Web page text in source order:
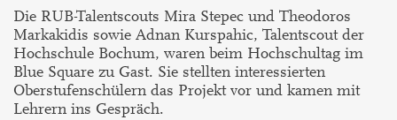
Die RUB-Talentscouts Mira Stepec und Theodoros
Markakidis sowie Adnan Kurspahic, Talentscout der
Hochschule Bochum, waren beim Hochschultag im
Blue Square zu Gast. Sie stellten interessierten
Oberstufenschülern das Projekt vor und kamen mit
Lehrern ins Gespräch.